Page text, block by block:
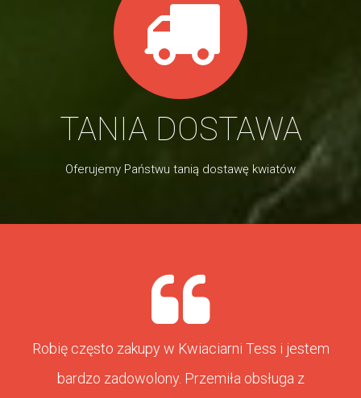
TANIA DOSTAWA
Oferujemy Państwu tanią dostawę kwiatów
Robię często zakupy w Kwiaciarni Tess i jestem
bardzo zadowolony. Przemiła obsługa z